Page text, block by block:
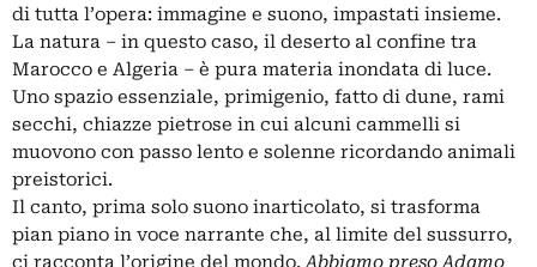
di tutta l’opera: immagine e suono, impastati insieme.
La natura – in questo caso, il deserto al confine tra
Marocco e Algeria – è pura materia inondata di luce.
Uno spazio essenziale, primigenio, fatto di dune, rami
secchi, chiazze pietrose in cui alcuni cammelli si
muovono con passo lento e solenne ricordando animali
preistorici.
Il canto, prima solo suono inarticolato, si trasforma
pian piano in voce narrante che, al limite del sussurro,
ci racconta l’origine del mondo. Abbiamo preso Adamo